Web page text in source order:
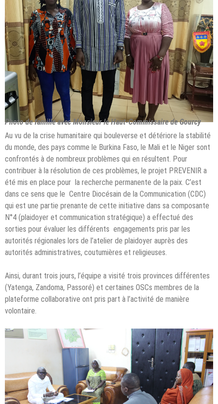
Photo de famille avec Monsieur le Haut-Commissaire de Gourcy
Au vu de la crise humanitaire qui bouleverse et détériore la stabilité
du monde, des pays comme le Burkina Faso, le Mali et le Niger sont
confrontés à de nombreux problèmes qui en résultent. Pour
contribuer à la résolution de ces problèmes, le projet PREVENIR a
été mis en place pour la recherche permanente de la paix. C’est
dans ce sens que le Centre Diocésain de la Communication (CDC)
qui est une partie prenante de cette initiative dans sa composante
N°4 (plaidoyer et communication stratégique) a effectué des
sorties pour évaluer les différents engagements pris par les
autorités régionales lors de l’atelier de plaidoyer auprès des
autorités administratives, coutumières et religieuses.
Ainsi, durant trois jours, l’équipe a visité trois provinces différentes
(Yatenga, Zandoma, Passoré) et certaines OSCs membres de la
plateforme collaborative ont pris part à l’activité de manière
volontaire.